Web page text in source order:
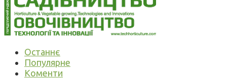
Останнє
Популярне
Коменти